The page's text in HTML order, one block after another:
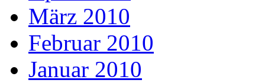
März 2010
Februar 2010
Januar 2010